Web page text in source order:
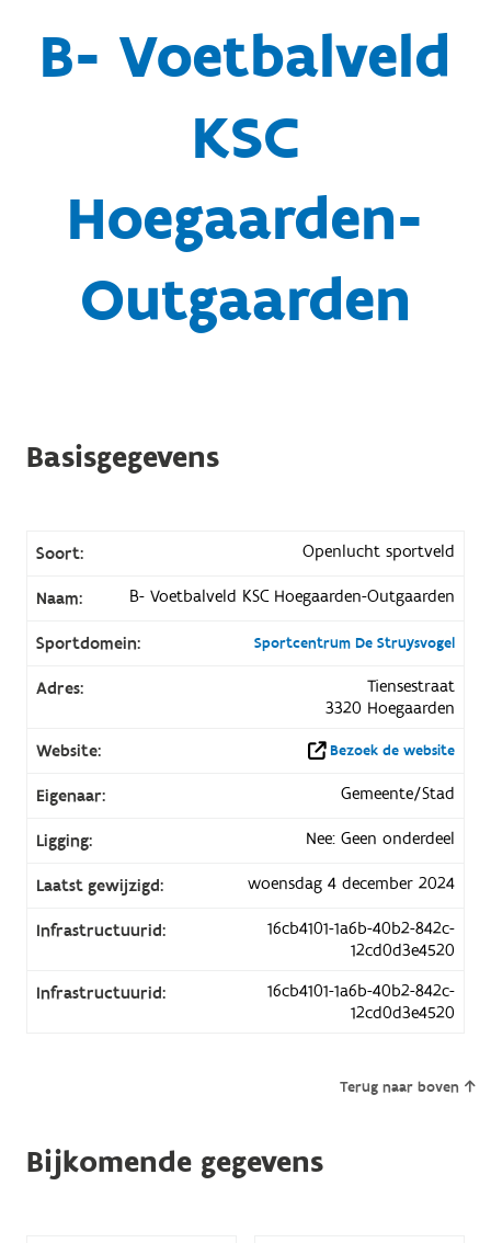
B- Voetbalveld
KSC
Hoegaarden-
Outgaarden
Basisgegevens
Soort: Openlucht sportveld
Naam: B- Voetbalveld KSC Hoegaarden-Outgaarden
Sportdomein: Sportcentrum De Struysvogel
Adres:
Tiensestraat
3320 Hoegaarden
Website:
Bezoek de website
Eigenaar: Gemeente/Stad
Ligging: Nee: Geen onderdeel
Laatst gewijzigd: woensdag 4 december 2024
Infrastructuurid:
16cb4101-1a6b-40b2-842c-
12cd0d3e4520
Infrastructuurid:
16cb4101-1a6b-40b2-842c-
12cd0d3e4520
Terug naar boven
Bijkomende gegevens